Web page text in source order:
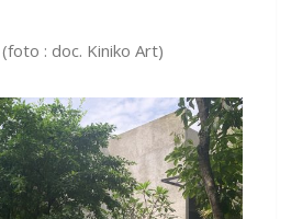
: doc. Kiniko Art)